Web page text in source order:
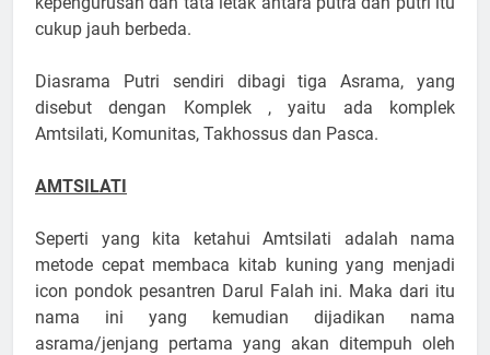
cukup jauh berbeda.
Diasrama Putri sendiri dibagi tiga Asrama, yang
disebut dengan Komplek , yaitu ada komplek
Amtsilati, Komunitas, Takhossus dan Pasca.
AMTSILATI
Seperti yang kita ketahui Amtsilati adalah nama
metode cepat membaca kitab kuning yang menjadi
icon pondok pesantren Darul Falah ini. Maka dari itu
nama ini yang kemudian dijadikan nama
asrama/jenjang pertama yang akan ditempuh oleh